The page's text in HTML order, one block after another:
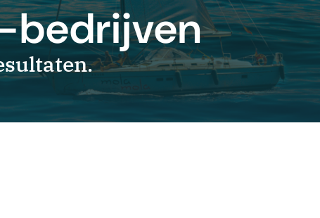
bedrijven